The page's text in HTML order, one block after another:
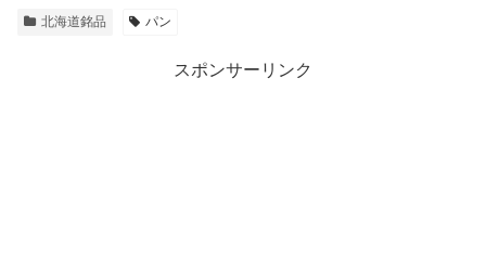
北海道銘品 パン
スポンサーリンク